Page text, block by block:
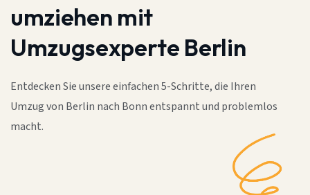
umziehen mit
Umzugsexperte Berlin
Entdecken Sie unsere einfachen 5-Schritte, die Ihren
Umzug von Berlin nach Bonn entspannt und problemlos
macht.